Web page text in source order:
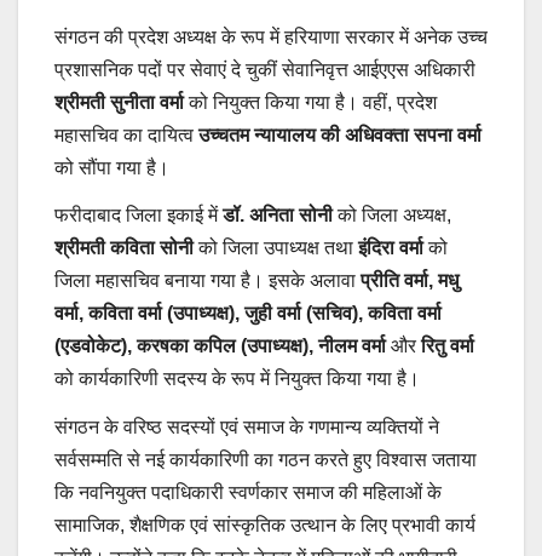
संगठन की प्रदेश अध्यक्ष के रूप में हरियाणा सरकार में अनेक उच्च
प्रशासनिक पदों पर सेवाएं दे चुकीं सेवानिवृत्त आईएएस अधिकारी
श्रीमती सुनीता वर्माको नियुक्त किया गया है। वहीं, प्रदेश
महासचिव का दायित्वउच्चतम न्यायालय की अधिवक्ता सपना वर्मा
को सौंपा गया है।
फरीदाबाद जिला इकाई मेंडॉ. अनिता सोनीको जिला अध्यक्ष,
श्रीमती कविता सोनीको जिला उपाध्यक्ष तथाइंदिरा वर्माको
जिला महासचिव बनाया गया है। इसके अलावाप्रीति वर्मा, मधु
वर्मा, कविता वर्मा (उपाध्यक्ष), जुही वर्मा (सचिव), कविता वर्मा
(एडवोकेट), करषका कपिल (उपाध्यक्ष), नीलम वर्माऔररितु वर्मा
को कार्यकारिणी सदस्य के रूप में नियुक्त किया गया है।
संगठन के वरिष्ठ सदस्यों एवं समाज के गणमान्य व्यक्तियों ने
सर्वसम्मति से नई कार्यकारिणी का गठन करते हुए विश्वास जताया
कि नवनियुक्त पदाधिकारी स्वर्णकार समाज की महिलाओं के
सामाजिक, शैक्षणिक एवं सांस्कृतिक उत्थान के लिए प्रभावी कार्य